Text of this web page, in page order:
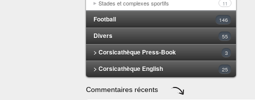
Stades et complexes sportifs 11
Football 146
Divers 55
> Corsicathèque Press-Book 3
> Corsicathèque English 25
Commentaires récents